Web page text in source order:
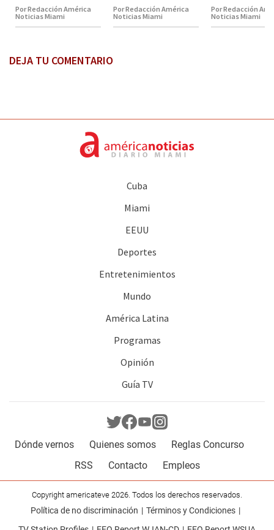
Por Redacción América
Noticias Miami
Por Redacción América
Noticias Miami
Por Redacción
Noticias Miami
DEJA TU COMENTARIO
Cuba
Miami
EEUU
Deportes
Entretenimientos
Mundo
América Latina
Programas
Opinión
Guía TV
Dónde vernos Quienes somos
Reglas Concurso
RSS
Contacto Empleos
Copyright americateve 2026. Todos los derechos reservados.
Política de no discriminación
Términos y Condiciones